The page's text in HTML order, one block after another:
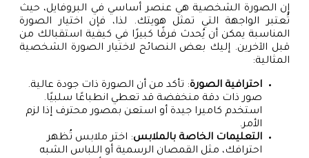
إن الصورة الشخصية هي عنصر أساسي في البروفايل، حيث
تُعتبر الواجهة التي تمثل هويتك. لذا، فإن اختيار الصورة
المناسبة يمكن أن يُحدث فرقًا كبيرًا في كيفية استقبالك من
قبل الآخرين. إليك بعض النصائح لاختيار الصورة الشخصية
المثالية:
احترافية الصورة: تأكد من أن الصورة ذات جودة عالية.
صور ذات دقة منخفضة قد تعطي انطباعًا سلبيًا.
استخدم كاميرا جيدة أو استعن بمصور محترف إذا لزم
الأمر.
التعليمات الخاصة بالملابس: اختر ملابس تُظهر
احترافك، مثل القمصان الرسمية أو اللباس الشبه